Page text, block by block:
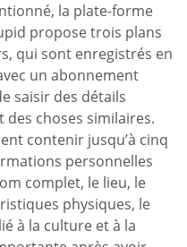
la plate-forme
propose trois plans
qui sont enregistrés en
un abonnement
saisir des détails
choses similaires.
contenir jusqu’à cinq
personnelles
complet, le lieu, le
physiques, le
à la culture et à la